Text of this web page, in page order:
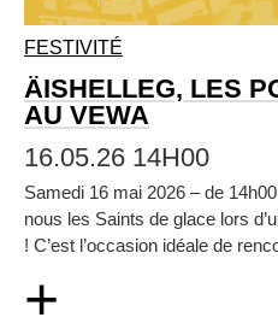
FESTIVITÉ
ÄISHELLEG, LES
AU VEWA
16.05.26 14H00
Samedi 16 mai 2026 – de
nous les Saints de glace lors
! C’est l’occasion idéale de
+